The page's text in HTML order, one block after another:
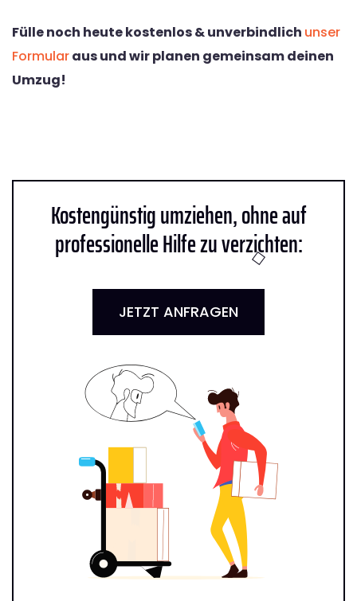
Fülle noch heute kostenlos & unverbindlich unser
Formularaus und wir planen gemeinsam deinen
Umzug!
Kostengünstig umziehen, ohne auf
professionelle Hilfe zu verzichten:
JETZT ANFRAGEN